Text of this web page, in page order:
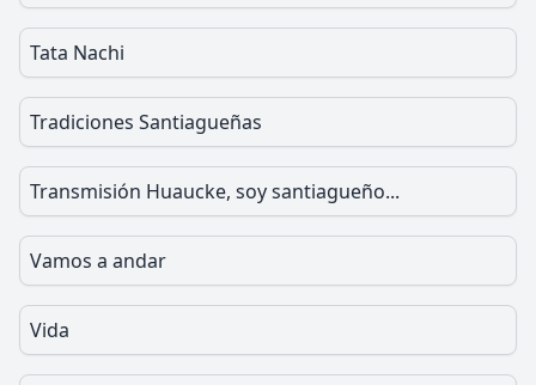
Tata Nachi
Tradiciones Santiagueñas
Transmisión Huaucke, soy santiagueño...
Vamos a andar
Vida